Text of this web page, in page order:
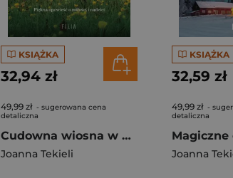
KSIĄŻKA
32,94 zł
49,99 zł - sugerowana cena
detaliczna
Cudowna wiosna w Olszowym Jarze
Joanna Tekieli
KSIĄŻKA
32,59 zł
49,99 zł -
detaliczna
Joanna